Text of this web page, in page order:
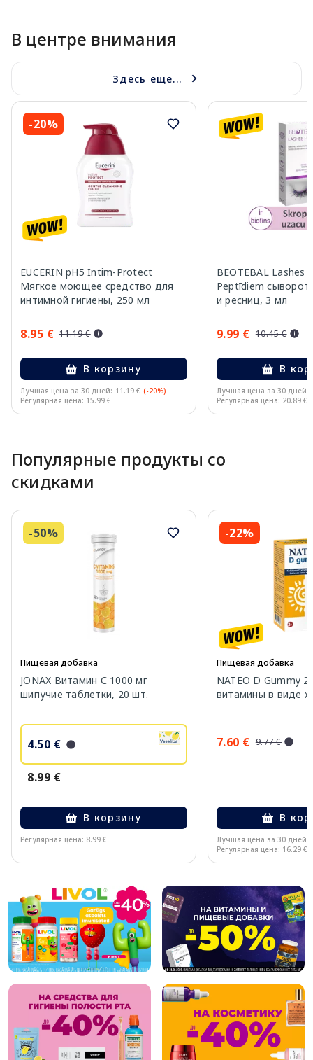
В центре внимания
Здесь еще...
-20%
EUCERIN pH5 Intim-Protect
Мягкое моющее средство для
интимной гигиены, 250 мл
8.95 € 11.19 €
В корзину
Лучшая цена за 30 дней: 11.19 € (-20%)
Регулярная цена: 15.99 €
BEOTEBAL Lashes
Peptīdiem
и ресниц, 3 мл
9.99 € 10.45 €
В
Лучшая цена за 30 дней:
Регулярная цена: 20.89 €
Популярные продукты со
скидками
-50%
Пищевая добавка
JONAX Витамин С 1000 мг
шипучие таблетки, 20 шт.
4.50 €
8.99 €
В корзину
Регулярная цена: 8.99 €
-22%
Пищевая добавка
NATEO D Gummy
витамины в виде
7.60 € 9.77 €
В
Лучшая цена за 30 дней:
Регулярная цена: 16.29 €